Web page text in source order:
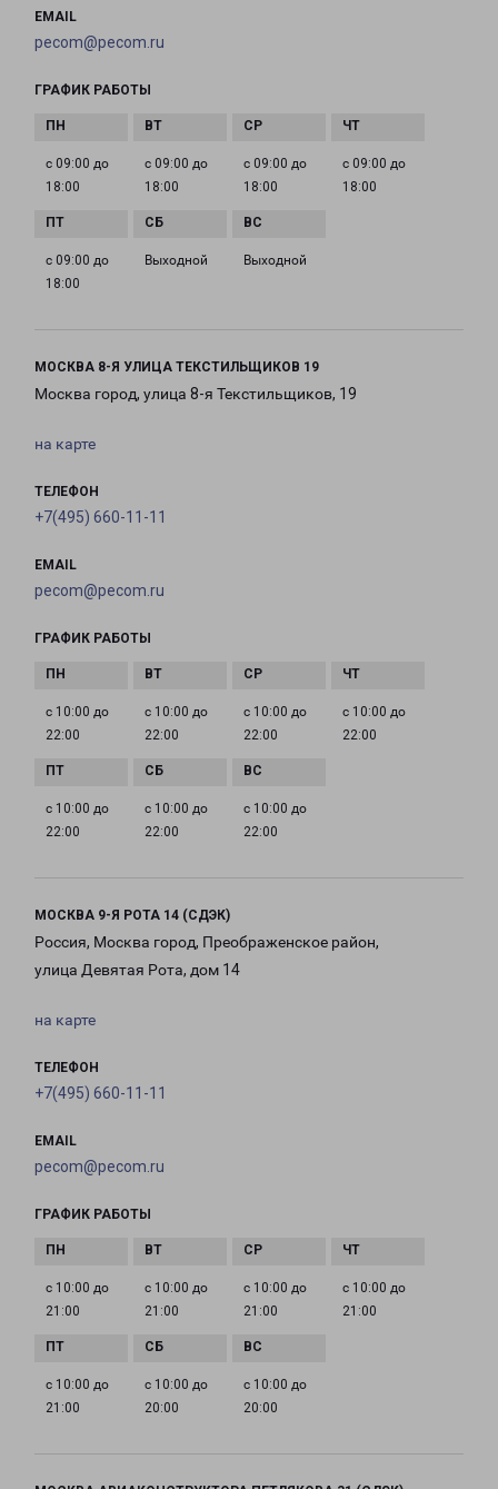
EMAIL
pecom@pecom.ru
ГРАФИК РАБОТЫ
с 09:00 до
18:00
с 09:00 до
18:00
с 09:00 до
18:00
с 09:00 до
18:00
с 09:00 до
18:00
Выходной Выходной
МОСКВА 8-Я УЛИЦА ТЕКСТИЛЬЩИКОВ 19
Москва город, улица 8-я Текстильщиков, 19
на карте
ТЕЛЕФОН
+7(495) 660-11-11
EMAIL
pecom@pecom.ru
ГРАФИК РАБОТЫ
с 10:00 до
22:00
с 10:00 до
22:00
с 10:00 до
22:00
с 10:00 до
22:00
с 10:00 до
22:00
с 10:00 до
22:00
с 10:00 до
22:00
МОСКВА 9-Я РОТА 14 (СДЭК)
Россия, Москва город, Преображенское район,
улица Девятая Рота, дом 14
на карте
ТЕЛЕФОН
+7(495) 660-11-11
EMAIL
pecom@pecom.ru
ГРАФИК РАБОТЫ
с 10:00 до
21:00
с 10:00 до
21:00
с 10:00 до
21:00
с 10:00 до
21:00
с 10:00 до
21:00
с 10:00 до
20:00
с 10:00 до
20:00